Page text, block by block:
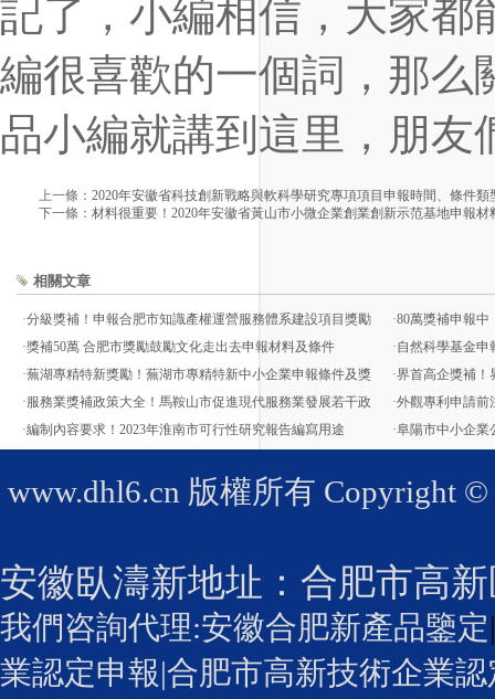
記了，小編相信，大家都
編很喜歡的一個詞，那么
品小編就講到這里，朋
上一條： 2020年安徽省科技創新戰略與軟科學研究專項項目申報時間、條件類
下一條： 材料很重要！2020年安徽省黃山市小微企業創業創新示范基地申報材
相關文章
·分級獎補！申報合肥市知識產權運營服務體系建設項目獎勵
·獎補50萬 合肥市獎勵鼓勵文化走出去申報材料及條件
·蕪湖專精特新獎勵！蕪湖市專精特新中小企業申報條件及獎
·服務業獎補政策大全！馬鞍山市促進現代服務業發展若干政
·編制內容要求！2023年淮南市可行性研究報告編寫用途
·80萬獎補申報中
·自然科學基金申
·界首高企獎補！
·外觀專利申請前
·阜陽市中小企業
www.dhl6.cn 版權所有 Copyright ©
安徽臥濤新地址： 合肥市高
我們咨詢代理:安徽合肥新產品鑒定|
業認定申報|合肥市高新技術企業